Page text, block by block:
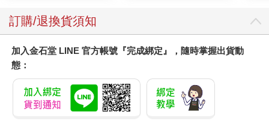
訂購/退換貨須知
加入金石堂 LINE 官方帳號『完成綁定』，隨時掌握出貨動
態：